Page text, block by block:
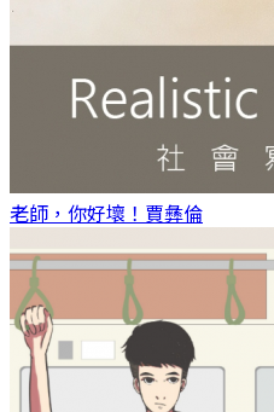
老師，你好壞！ 賈彝倫